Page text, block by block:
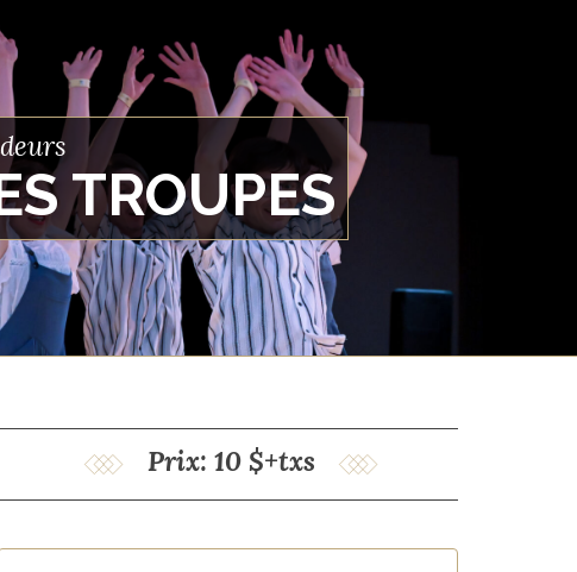
TROUPES
Prix: 10 $+txs